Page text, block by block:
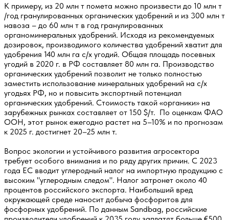
К примеру, из 20 млн т помета можно произвести до 10 млн т
/год гранулированных органических удобрений и из 300 млн т
навоза – до 60 млн т в год гранулированных
органоминеральных удобрений. Исходя из рекомендуемых
дозировок, производимого количества удобрений хватит для
удобрения 140 млн га с/х угодий. Общая площадь посевных
угодий в 2020 г. в РФ составляет 80 млн га. Производство
органических удобрений позволит не только полностью
заместить использование минеральных удобрений на с/х
угодьях РФ, но и повысить экспортный потенциал
органических удобрений. Стоимость такой «органики» на
зарубежных рынках составляет от 150 $/т. По оценкам ФАО
ООН, этот рынок ежегодно растет на 5–10% и по прогнозам
к 2025 г. достигнет 20–25 млн т.
Вопрос экологии и устойчивого развития агросектора
требует особого внимания и по ряду других причин. С 2023
года ЕС вводит углеродный налог на импортную продукцию с
высоким "углеродным следом". Налог затронет около 40
процентов российского экспорта. Наибольший вред
окружающей среде наносит добыча фосфоритов для
фосфорных удобрений. По данным Sandbag, российские